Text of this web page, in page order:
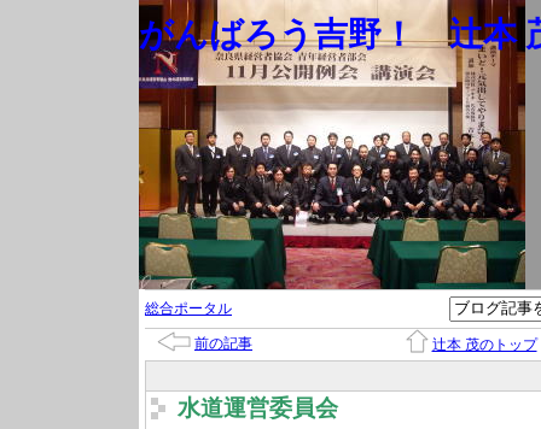
がんばろう吉野！ 辻本
総合ポータル
前の記事 辻本 茂のトップ
水道運営委員会